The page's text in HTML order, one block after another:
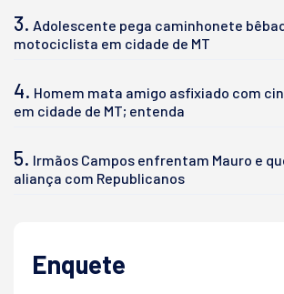
3. Adolescente pega caminhonete
motociclista em cidade de MT
4. Homem mata amigo asfixiado com
em cidade de MT; entenda
5. Irmãos Campos enfrentam Mauro e
aliança com Republicanos
Enquete